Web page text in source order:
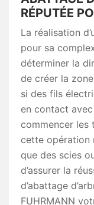
RÉPUTÉE
La réalisation
pour sa
déterminer la
de créer la
si des fils
en contact
commencer les
cette opération
que des scies
d’assurer la
d’abattage
FUHRMANN